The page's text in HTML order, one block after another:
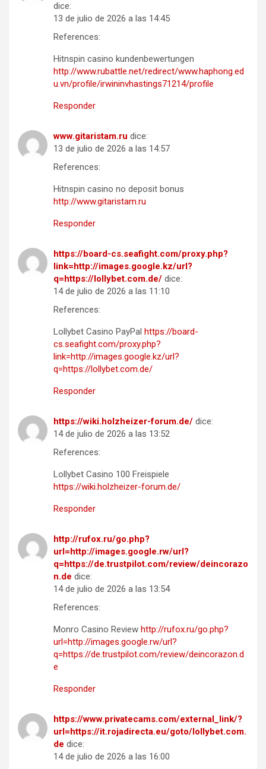
dice:
13 de julio de 2026 a las 14:45
References:
Hitnspin casino kundenbewertungen
http://www.rubattle.net/redirect/www.haphong.ed
u.vn/profile/irwininvhastings71214/profile
Responder
www.gitaristam.ru dice:
13 de julio de 2026 a las 14:57
References:
Hitnspin casino no deposit bonus
http://www.gitaristam.ru
Responder
https://board-cs.seafight.com/proxy.php?
link=http://images.google.kz/url?
q=https://lollybet.com.de/ dice:
14 de julio de 2026 a las 11:10
References:
Lollybet Casino PayPal https://board-
cs.seafight.com/proxy.php?
link=http://images.google.kz/url?
q=https://lollybet.com.de/
Responder
https://wiki.holzheizer-forum.de/ dice:
14 de julio de 2026 a las 13:52
References:
Lollybet Casino 100 Freispiele
https://wiki.holzheizer-forum.de/
Responder
http://rufox.ru/go.php?
url=http://images.google.rw/url?
q=https://de.trustpilot.com/review/deincorazo
n.de dice:
14 de julio de 2026 a las 13:54
References:
Monro Casino Review http://rufox.ru/go.php?
url=http://images.google.rw/url?
q=https://de.trustpilot.com/review/deincorazon.d
e
Responder
https://www.privatecams.com/external_link/?
url=https://it.rojadirecta.eu/goto/lollybet.com.
de dice:
14 de julio de 2026 a las 16:00